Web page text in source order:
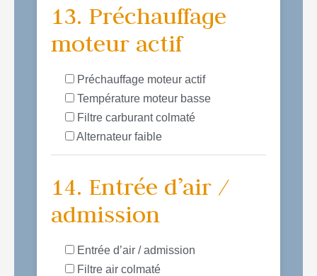
13. Préchauffage
moteur actif
Préchauffage moteur actif
Température moteur basse
Filtre carburant colmaté
Alternateur faible
14. Entrée d’air /
admission
Entrée d’air / admission
Filtre air colmaté